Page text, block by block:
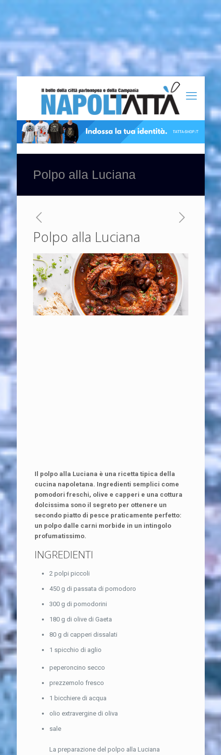
Polpo alla Luciana
Polpo alla Luciana
Il polpo alla Luciana è una ricetta tipica della
cucina napoletana. Ingredienti semplici come
pomodori freschi, olive e capperi e una cottura
dolcissima sono il segreto per ottenere un
secondo piatto di pesce praticamente perfetto:
un polpo dalle carni morbide in un intingolo
profumatissimo.
INGREDIENTI
2 polpi piccoli
450 g di passata di pomodoro
300 g di pomodorini
180 g di olive di Gaeta
80 g di capperi dissalati
1 spicchio di aglio
peperoncino secco
prezzemolo fresco
1 bicchiere di acqua
olio extravergine di oliva
sale
La preparazione del polpo alla Luciana